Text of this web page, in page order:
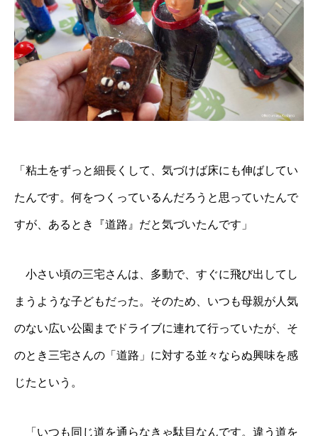
「粘土をずっと細長くして、気づけば床にも伸ばしてい
たんです。何をつくっているんだろうと思っていたんで
すが、あるとき『道路』だと気づいたんです」
小さい頃の三宅さんは、多動で、すぐに飛び出してし
まうような子どもだった。そのため、いつも母親が人気
のない広い公園までドライブに連れて行っていたが、そ
のとき三宅さんの「道路」に対する並々ならぬ興味を感
じたという。
「いつも同じ道を通らなきゃ駄目なんです。違う道を